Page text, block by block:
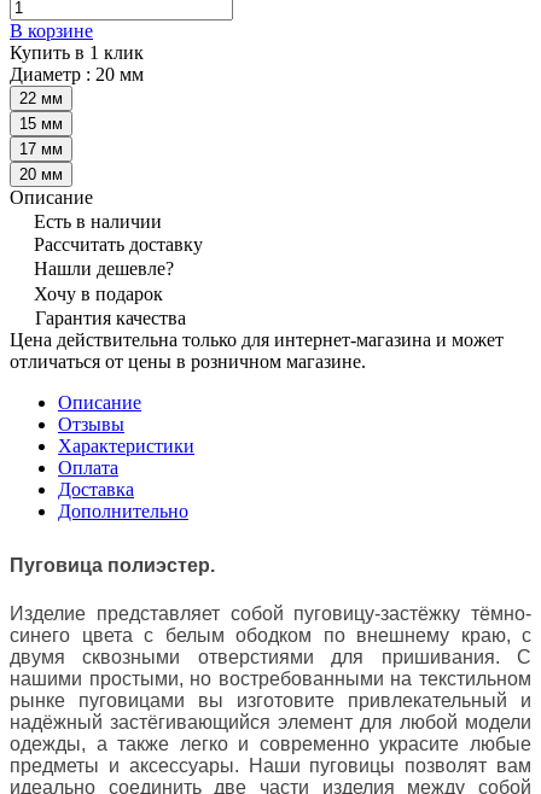
В корзине
Купить в 1 клик
Диаметр : 20 мм
22 мм
15 мм
17 мм
20 мм
Описание
Есть в наличии
Рассчитать доставку
Нашли дешевле?
Хочу в подарок
Гарантия качества
Цена действительна только для интернет-магазина и может
отличаться от цены в розничном магазине.
Описание
Отзывы
Характеристики
Оплата
Доставка
Дополнительно
Пуговица полиэстер.
Изделие представляет собой пуговицу-застёжку тёмно-
синего цвета с белым ободком по внешнему краю, с
двумя сквозными отверстиями для пришивания. С
нашими простыми, но востребованными на текстильном
рынке пуговицами вы изготовите привлекательный и
надёжный застёгивающийся элемент для любой модели
одежды, а также легко и современно украсите любые
предметы и аксессуары. Наши пуговицы позволят вам
идеально соединить две части изделия между собой